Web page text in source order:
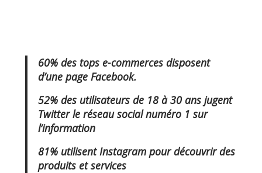
60% des tops e-commerces disposent
d’une page Facebook.
52% des utilisateurs de 18 à 30 ans jugent
Twitter le réseau social numéro 1 sur
l’information
81% utilisent Instagram pour découvrir des
produits et services